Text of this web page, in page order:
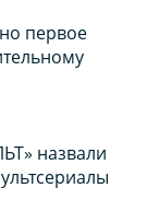
первое
назвали